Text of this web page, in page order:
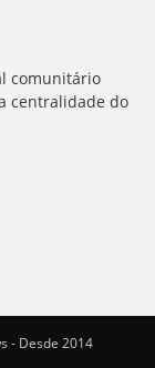
comunitário
centralidade do
- Desde 2014